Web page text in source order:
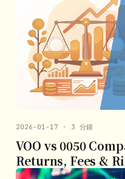
2026-01-17 · 3 分鐘
VOO vs 0050
Returns, Fees &